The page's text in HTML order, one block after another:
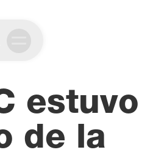
estuvo
de la